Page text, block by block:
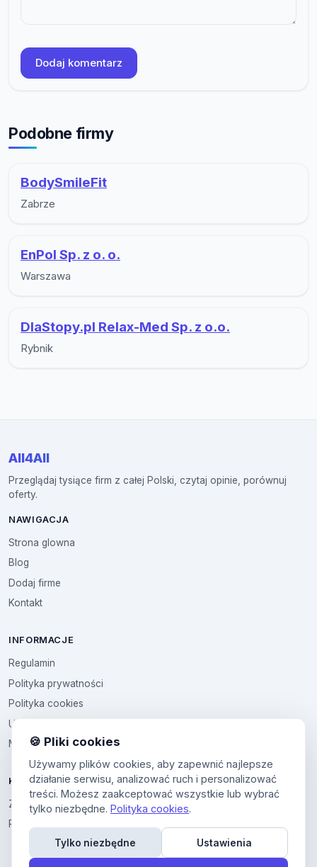
Dodaj komentarz
Podobne firmy
BodySmileFit
Zabrze
EnPol Sp. z o. o.
Warszawa
DlaStopy.pl Relax-Med Sp. z o.o.
Rybnik
All4All
Przeglądaj tysiące firm z całej Polski, czytaj opinie, porównuj
oferty.
NAWIGACJA
Strona glowna
Blog
Dodaj firme
Kontakt
INFORMACJE
Regulamin
Polityka prywatności
Polityka cookies
Ustawienia cookies
Multikod
KONTO
Zaloguj sie
Panel uzytkownika
🍪 Pliki cookies
Używamy plików cookies, aby zapewnić najlepsze
działanie serwisu, analizować ruch i personalizować
treści. Możesz zaakceptować wszystkie lub wybrać
tylko niezbędne. Polityka cookies.
Tylko niezbędne Ustawienia